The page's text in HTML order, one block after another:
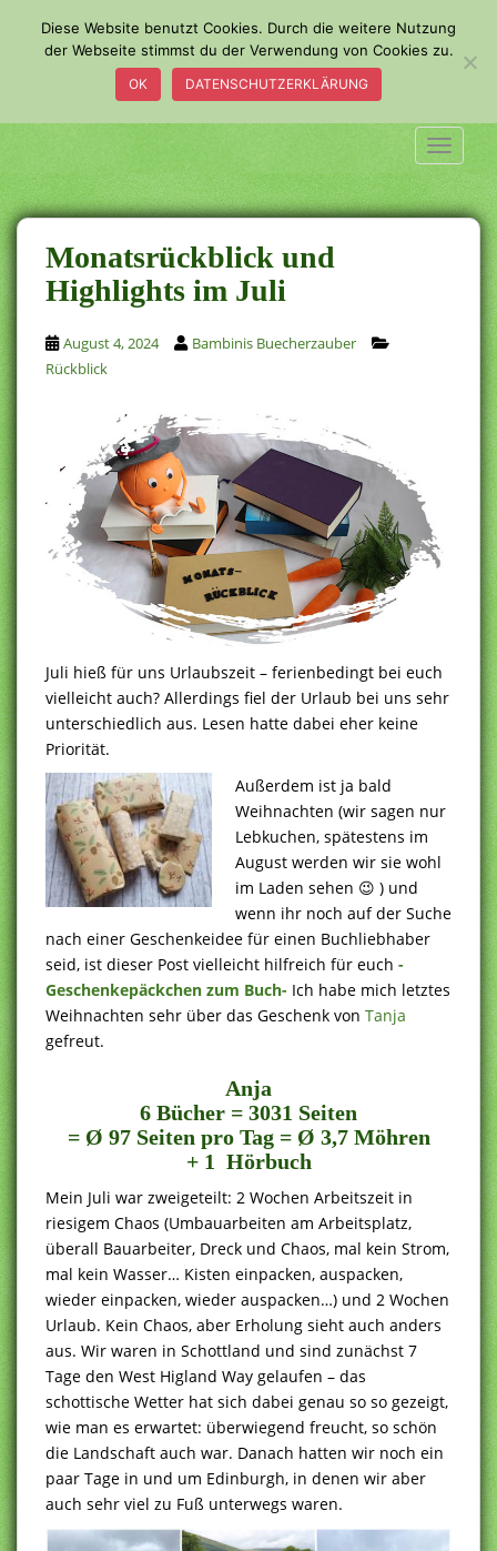
a
i
n
c
o
n
t
e
n
t
Monatsrückblick und
Highlights im Juli
August 4, 2024
Bambinis Buecherzauber
Rückblick
Juli hieß für uns Urlaubszeit – ferienbedingt bei euch
vielleicht auch? Allerdings fiel der Urlaub bei uns sehr
unterschiedlich aus. Lesen hatte dabei eher keine
Priorität.
Außerdem ist ja bald
Weihnachten (wir sagen nur
Lebkuchen, spätestens im
August werden wir sie wohl
im Laden sehen 😉 ) und
wenn ihr noch auf der Suche
nach einer Geschenkeidee für einen Buchliebhaber
seid, ist dieser Post vielleicht hilfreich für euch -
Geschenkepäckchen zum Buch- Ich habe mich letztes
Weihnachten sehr über das Geschenk von Tanja
gefreut.
Anja
6 Bücher = 3031 Seiten
= Ø 97 Seiten pro Tag = Ø 3,7 Möhren
+ 1 Hörbuch
Mein Juli war zweigeteilt: 2 Wochen Arbeitszeit in
riesigem Chaos (Umbauarbeiten am Arbeitsplatz,
überall Bauarbeiter, Dreck und Chaos, mal kein Strom,
mal kein Wasser… Kisten einpacken, auspacken,
wieder einpacken, wieder auspacken…) und 2 Wochen
Urlaub. Kein Chaos, aber Erholung sieht auch anders
aus. Wir waren in Schottland und sind zunächst 7
Tage den West Higland Way gelaufen – das
schottische Wetter hat sich dabei genau so so gezeigt,
wie man es erwartet: überwiegend freucht, so schön
die Landschaft auch war. Danach hatten wir noch ein
paar Tage in und um Edinburgh, in denen wir aber
auch sehr viel zu Fuß unterwegs waren.
Diese Website benutzt Cookies. Durch die weitere Nutzung
der Webseite stimmst du der Verwendung von Cookies zu.
OK DATENSCHUTZERKLÄRUNG